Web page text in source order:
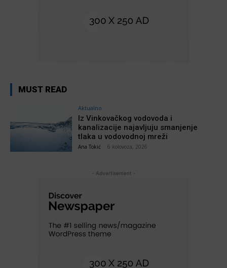
MUST READ
Aktualno
Iz Vinkovačkog vodovoda i
kanalizacije najavljuju smanjenje
tlaka u vodovodnoj mreži
Ana Tokić 6 kolovoza, 2026
- Advertisement -